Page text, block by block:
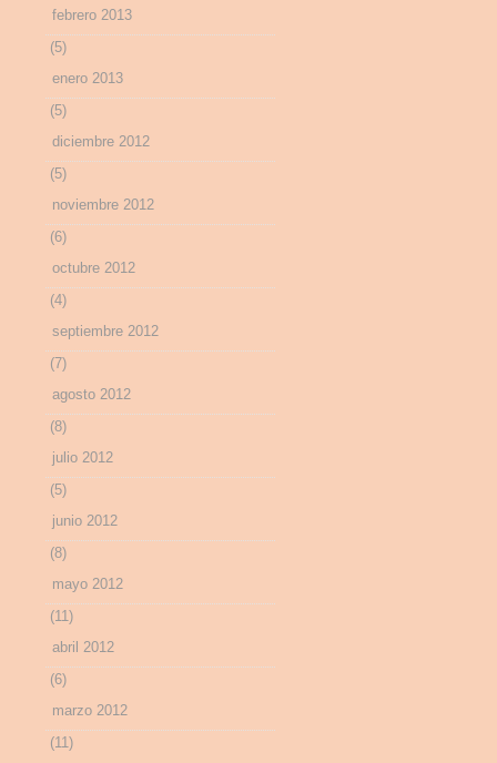
febrero 2013
(5)
enero 2013
(5)
diciembre 2012
(5)
noviembre 2012
(6)
octubre 2012
(4)
septiembre 2012
(7)
agosto 2012
(8)
julio 2012
(5)
junio 2012
(8)
mayo 2012
(11)
abril 2012
(6)
marzo 2012
(11)